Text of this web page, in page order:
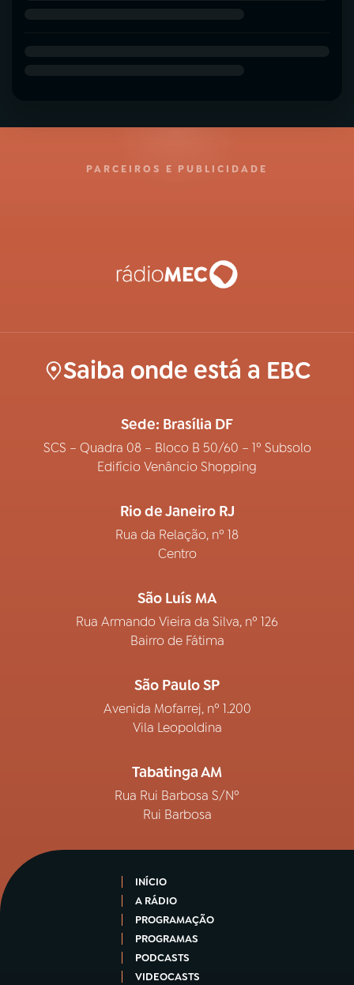
PARCEIROS E PUBLICIDADE
Saiba onde está a EBC
Sede: Brasília DF
SCS – Quadra 08 – Bloco B 50/60 – 1º Subsolo
Edifício Venâncio Shopping
Rio de Janeiro RJ
Rua da Relação, nº 18
Centro
São Luís MA
Rua Armando Vieira da Silva, nº 126
Bairro de Fátima
São Paulo SP
Avenida Mofarrej, nº 1.200
Vila Leopoldina
Tabatinga AM
Rua Rui Barbosa S/Nº
Rui Barbosa
INÍCIO
A RÁDIO
PROGRAMAÇÃO
PROGRAMAS
PODCASTS
VIDEOCASTS